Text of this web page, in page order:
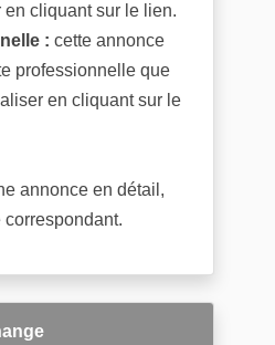
cliquant sur le lien.
: cette annonce
professionnelle que
en cliquant sur le
annonce en détail,